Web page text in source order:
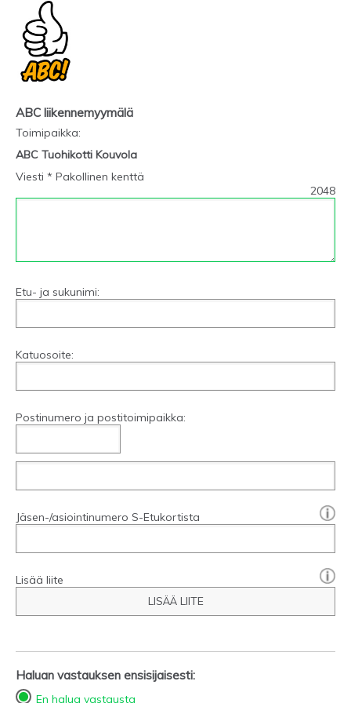
ABC liikennemyymälä
Toimipaikka:
ABC Tuohikotti Kouvola
Viesti * Pakollinen kenttä
2048
Etu- ja sukunimi:
Katuosoite:
Postinumero ja postitoimipaikka:
Jäsen-/asiointinumero S-Etukortista
Lisää liite
LISÄÄ LIITE
Haluan vastauksen ensisijaisesti:
En halua vastausta